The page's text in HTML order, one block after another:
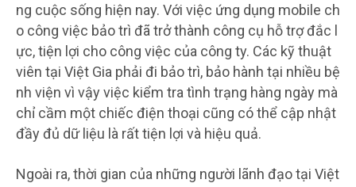
ng cuộc sống hiện nay. Với việc ứng dụng mobile ch
o công việc bảo trì đã trở thành công cụ hỗ trợ đắc l
ực, tiện lợi cho công việc của công ty. Các kỹ thuật
viên tại Việt Gia phải đi bảo trì, bảo hành tại nhiều bệ
nh viện vì vậy việc kiểm tra tình trạng hàng ngày mà
chỉ cầm một chiếc điện thoại cũng có thể cập nhật
đầy đủ dữ liệu là rất tiện lợi và hiệu quả.
Ngoài ra, thời gian của những người lãnh đạo tại Việt